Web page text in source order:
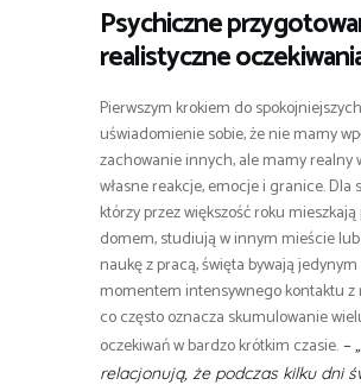
Psychiczne
realistyczne
Pierwszym krokiem do
uświadomienie sobie, że nie mamy
zachowanie innych, ale mamy realny
własne reakcje, emocje i granice. Dla
którzy przez większość roku mieszkają
domem, studiują w innym mieście lub
naukę z pracą, święta bywają jedynym
momentem intensywnego kontaktu z
co często oznacza skumulowanie
oczekiwań w bardzo krótkim czasie. –
relacjonują, że podczas kilku dni